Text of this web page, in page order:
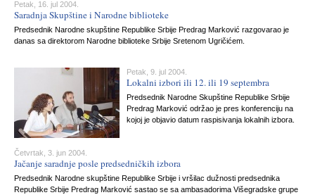
Petak, 16. jul 2004.
Saradnja Skupštine i Narodne biblioteke
Predsednik Narodne skupštine Republike Srbije Predrag Marković razgovarao je
danas sa direktorom Narodne biblioteke Srbije Sretenom Ugričićem.
Petak, 9. jul 2004.
Lokalni izbori ili 12. ili 19 septembra
Predsednik Narodne Skupštine Republike Srbije
Predrag Marković održao je pres konferenciju na
kojoj je objavio datum raspisivanja lokalnih izbora.
Četvrtak, 3. jun 2004.
Jačanje saradnje posle predsedničkih izbora
Predsednik Narodne skupštine Republike Srbije i vršilac dužnosti predsednika
Republike Srbije Predrag Marković sastao se sa ambasadorima Višegradske grupe